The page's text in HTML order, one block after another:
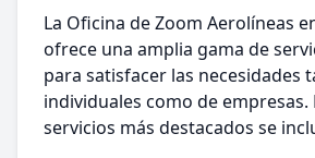
La Oficina de Zoom Aerolíneas
ofrece una amplia gama de
para satisfacer las necesidades
individuales como de empresas.
servicios más destacados se